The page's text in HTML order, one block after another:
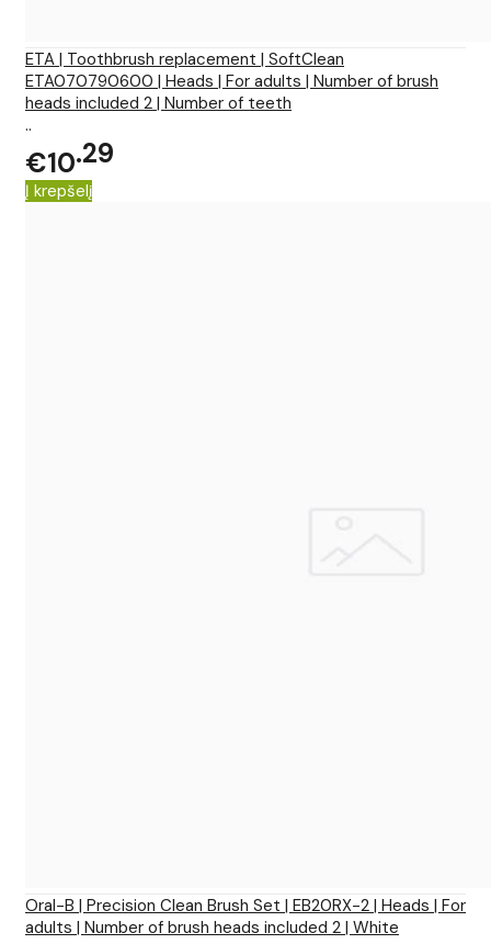
ETA | Toothbrush replacement | SoftClean
ETA070790600 | Heads | For adults | Number of brush
heads included 2 | Number of teeth
..
€10 29
Į krepšelį
Oral-B | Precision Clean Brush Set | EB20RX-2 | Heads | For
adults | Number of brush heads included 2 | White